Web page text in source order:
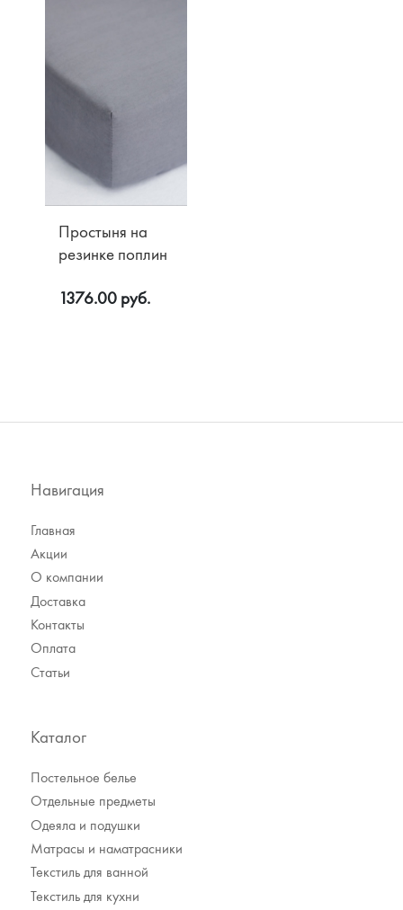
Простыня на
резинке поплин
1376.00 руб.
Навигация
Главная
Акции
О компании
Доставка
Контакты
Оплата
Статьи
Каталог
Постельное белье
Отдельные предметы
Одеяла и подушки
Матрасы и наматрасники
Текстиль для ванной
Текстиль для кухни